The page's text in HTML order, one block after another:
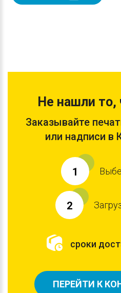
Не нашли то,
Заказывайте
или надписи в
1
2
сроки
ПЕРЕЙТИ К